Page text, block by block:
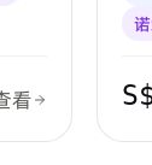
看